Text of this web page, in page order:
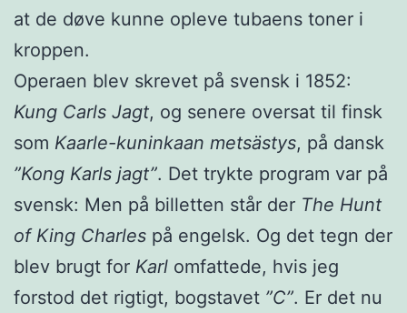
at de døve kunne opleve tubaens toner i
kroppen.
Operaen blev skrevet på svensk i 1852:
Kung Carls Jagt, og senere oversat til finsk
som Kaarle-kuninkaan metsästys, på dansk
”Kong Karls jagt”. Det trykte program var på
svensk: Men på billetten står der The Hunt
of King Charles på engelsk. Og det tegn der
blev brugt for Karl omfattede, hvis jeg
forstod det rigtigt, bogstavet ”C”. Er det nu